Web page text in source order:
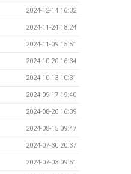
2024-12-14 16:32
2024-11-24 18:24
2024-11-09 15:51
2024-10-20 16:34
2024-10-13 10:31
2024-09-17 19:40
2024-08-20 16:39
2024-08-15 09:47
2024-07-30 20:37
2024-07-03 09:51